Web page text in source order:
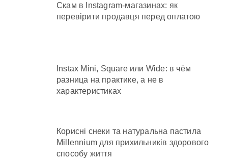
Скам в Instagram-магазинах: як
перевірити продавця перед оплатою
Instax Mini, Square или Wide: в чём
разница на практике, а не в
характеристиках
Корисні снеки та натуральна пастила
Millennium для прихильників здорового
способу життя